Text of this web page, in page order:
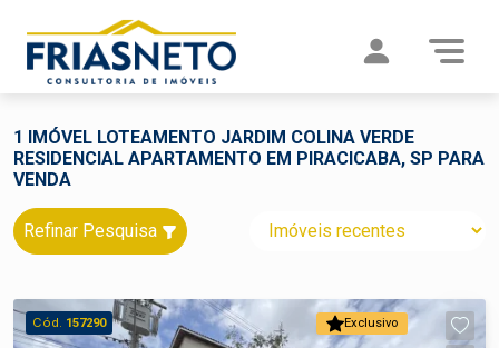
1 IMÓVEL LOTEAMENTO JARDIM COLINA VERDE
RESIDENCIAL APARTAMENTO EM PIRACICABA, SP PARA
VENDA
Refinar Pesquisa
Exclusivo
Cód. 157290